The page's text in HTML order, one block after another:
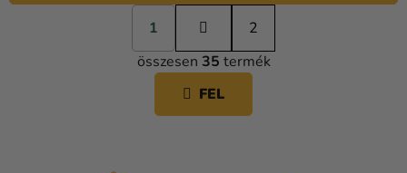
L
I
S
T
L
a
p
o
á
s
1
2
összesen 35 termék
FEL